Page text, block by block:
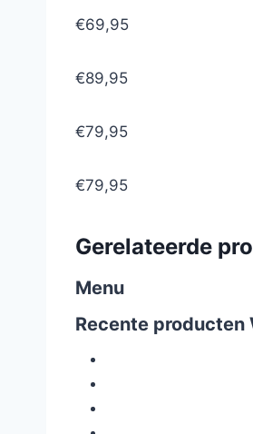
€69,95
€89,95
€79,95
€79,95
Gerelateerde
Menu
Recente producten